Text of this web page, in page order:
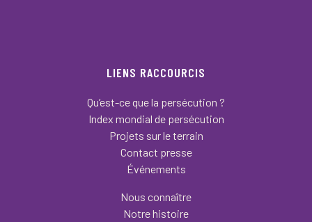
LIENS RACCOURCIS
Qu’est-ce que la persécution ?
Index mondial de persécution
Projets sur le terrain
Contact presse
Événements
Nous connaître
Notre histoire